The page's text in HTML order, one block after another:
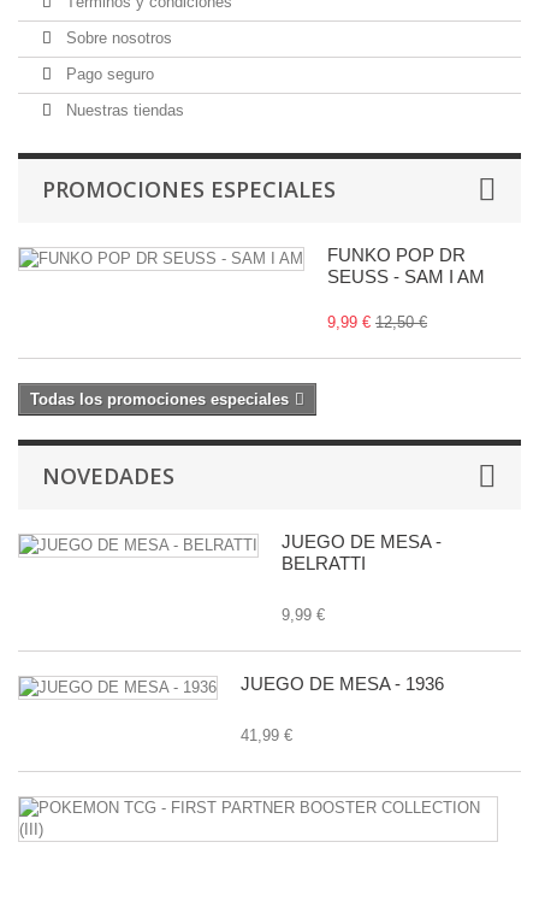
Sobre nosotros
Pago seguro
Nuestras tiendas
PROMOCIONES ESPECIALES
FUNKO POP DR
SEUSS - SAM I AM
9,99 € 12,50 €
Todas los promociones especiales
NOVEDADES
JUEGO DE MESA -
BELRATTI
9,99 €
JUEGO DE MESA - 1936
41,99 €